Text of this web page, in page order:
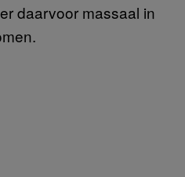
daarvoor massaal in